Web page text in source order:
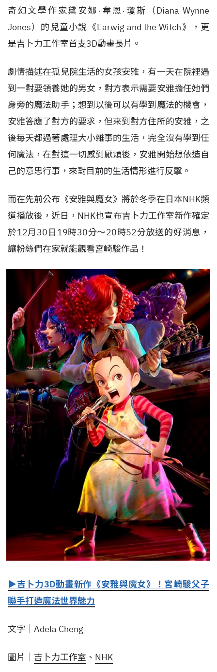
奇幻文學作家黛安娜·韋恩·瓊斯（Diana Wynne
Jones）的兒童小說《Earwig and the Witch》，更
是吉卜力工作室首支3D動畫長片。
劇情描述在孤兒院生活的女孩安雅，有一天在院裡遇
到一對要領養她的男女，對方表示需要安雅擔任她們
身旁的魔法助手；想到以後可以有學到魔法的機會，
安雅答應了對方的要求，但來到對方住所的安雅，之
後每天都過著處理大小雜事的生活，完全沒有學到任
何魔法，在對這一切感到厭煩後，安雅開始想依造自
己的意思行事，來對目前的生活情形進行反擊。
而在先前公布《安雅與魔女》將於冬季在日本NHK頻
道播放後，近日，NHK也宣布吉卜力工作室新作確定
於12月30日19時30分～20時52分放送的好消息，
讓粉絲們在家就能觀看宮崎駿作品！
▶吉卜力3D動畫新作《安雅與魔女》！宮崎駿父子
聯手打造魔法世界魅力
文字｜Adela Cheng
圖片｜ 吉卜力工作室 、 NHK